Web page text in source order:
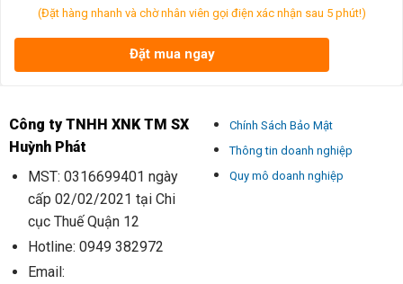
(Đặt hàng nhanh và chờ nhân viên gọi điện xác nhận sau 5 phút!)
Đặt mua ngay
Công ty TNHH XNK TM SX
Huỳnh Phát
MST: 0316699401 ngày
cấp 02/02/2021 tại Chi
cục Thuế Quận 12
Hotline: 0949 382972
Email:
Chính Sách Bảo Mật
Thông tin doanh nghiệp
Quy mô doanh nghiệp